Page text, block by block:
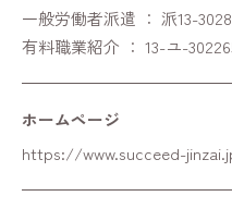
一般労働者派遣 ： 派13-
有料職業紹介 ： 13-ユ-
ホームページ
https://www.succeed-